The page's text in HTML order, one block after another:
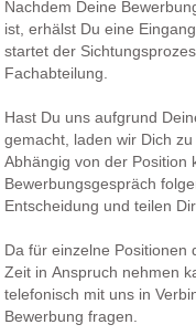
Nachdem Deine
ist, erhälst Du eine
startet der
Fachabteilung.
Hast Du uns aufgrund
gemacht, laden wir Dich
Abhängig von der Position
Bewerbungsgespräch
Entscheidung und teilen
Da für einzelne Positionen
Zeit in Anspruch nehmen
telefonisch mit uns in
Bewerbung fragen.